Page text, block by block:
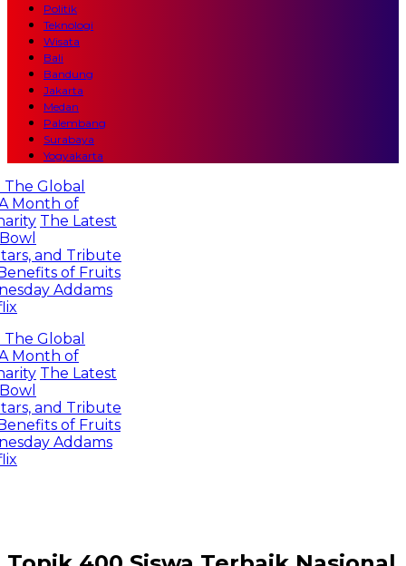
Politik
Teknologi
Wisata
Bali
Bandung
Jakarta
Medan
Palembang
Surabaya
Yogyakarta
Global
of
The Latest
and Tribute
of Fruits
Addams
Global
of
The Latest
and Tribute
of Fruits
Addams